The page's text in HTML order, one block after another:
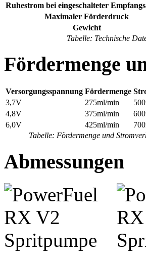
Tabelle: Technische
Ruhestrom bei eingeschalteter
Maximaler Förderdruck
Gewicht
Fördermenge
Tabelle: Fördermenge und
Versorgungsspannung Fördermenge
3,7V
275ml/min
4,8V
375ml/min
6,0V
425ml/min
Abmessungen